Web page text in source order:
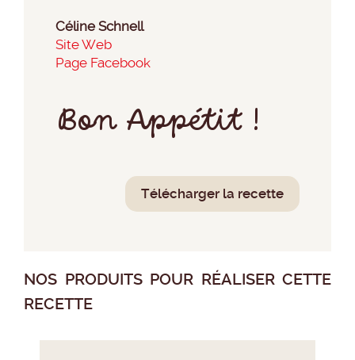
Céline Schnell
Site Web
Page Facebook
Bon Appétit !
Télécharger la recette
NOS PRODUITS POUR RÉALISER CETTE
RECETTE